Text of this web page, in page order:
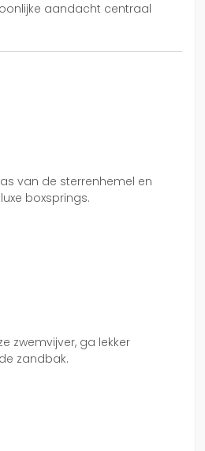
aandacht centraal
van de sterrenhemel en
boxsprings.
zwemvijver, ga lekker
zandbak.